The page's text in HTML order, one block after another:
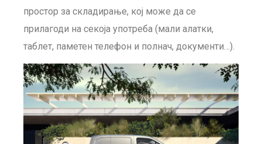
простор за складирање, кој може да се
прилагоди на секоја употреба (мали алатки,
таблет, паметен телефон и полнач, документи…).